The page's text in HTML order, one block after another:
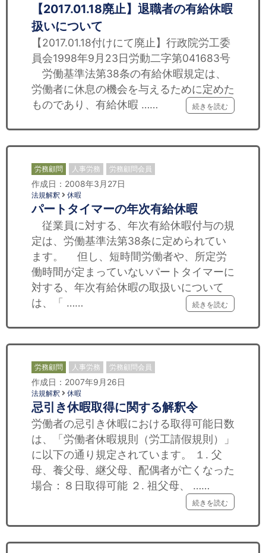
【2017.01.18廃止】退職者の有給休暇
扱いについて
【2017.01.18付けにて廃止】行政院労工委
員会1998年9月23日労動二字第041683号
労働基準法第38条の有給休暇規定は、
労働者に休息の機会を与えるために定めた
ものであり、有給休暇 ……
続きを読む
労務顧問 人事労務 労務顧問会員
作成日：2008年3月27日
法規解釈 休暇
パートタイマーの年次有給休暇
従業員に対する、年次有給休暇付与の規
定は、労働基準法第38条に定められてい
ます。 但し、短時間労働者や、所定労
働時間が定まっていないパートタイマーに
対する、年次有給休暇の取扱いについて
は、「 ……
続きを読む
労務顧問 人事労務 労務顧問会員
作成日：2007年9月26日
法規解釈 休暇
忌引き休暇取得に関する解釈令
労働者の忌引き休暇における取得可能日数
は、「労働者休暇規則（労工請假規則）」
に以下の通り規定されています。 １. 父
母、養父母、継父母、配偶者が亡くなった
場合：８日取得可能 ２. 祖父母、 ……
続きを読む